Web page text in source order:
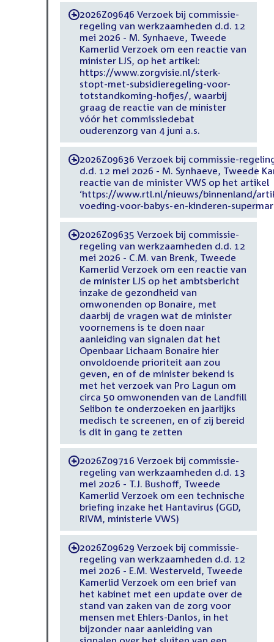
-2026Z09646 Verzoek bij commissie-
regeling van werkzaamheden d.d. 12
mei 2026 - M. Synhaeve, Tweede
Kamerlid Verzoek om een reactie van
minister LJS, op het artikel:
https://www.zorgvisie.nl/sterk-
stopt-met-subsidieregeling-voor-
totstandkoming-hofjes/, waarbij
graag de reactie van de minister
vóór het commissiedebat
ouderenzorg van 4 juni a.s.
-2026Z09636 Verzoek bij commissie-
d.d. 12 mei 2026 - M. Synhaeve, Tweede
reactie van de minister VWS op het artikel
‘https://www.rtl.nl/nieuws/binnenland/
voeding-voor-babys-en-kinderen-
-2026Z09635 Verzoek bij commissie-
regeling van werkzaamheden d.d. 12
mei 2026 - C.M. van Brenk, Tweede
Kamerlid Verzoek om een reactie van
de minister LJS op het ambtsbericht
inzake de gezondheid van
omwonenden op Bonaire, met
daarbij de vragen wat de minister
voornemens is te doen naar
aanleiding van signalen dat het
Openbaar Lichaam Bonaire hier
onvoldoende prioriteit aan zou
geven, en of de minister bekend is
met het verzoek van Pro Lagun om
circa 50 omwonenden van de Landfill
Selibon te onderzoeken en jaarlijks
medisch te screenen, en of zij bereid
is dit in gang te zetten
-2026Z09716 Verzoek bij commissie-
regeling van werkzaamheden d.d. 13
mei 2026 - T.J. Bushoff, Tweede
Kamerlid Verzoek om een technische
briefing inzake het Hantavirus (GGD,
RIVM, ministerie VWS)
-2026Z09629 Verzoek bij commissie-
regeling van werkzaamheden d.d. 12
mei 2026 - E.M. Westerveld, Tweede
Kamerlid Verzoek om een brief van
het kabinet met een update over de
stand van zaken van de zorg voor
mensen met Ehlers-Danlos, in het
bijzonder naar aanleiding van